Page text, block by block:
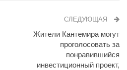
СЛЕДУЮЩАЯ
Жители Кантемира могут
проголосовать за
понравившийся
инвестиционный проект,